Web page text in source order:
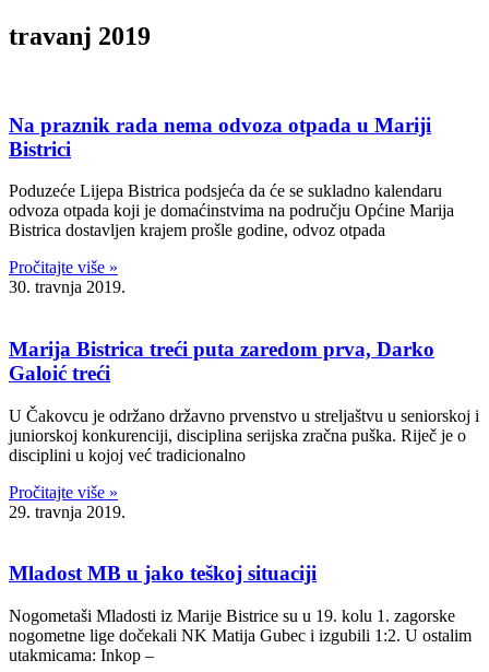
travanj 2019
Na praznik rada nema odvoza otpada u Mariji
Bistrici
Poduzeće Lijepa Bistrica podsjeća da će se sukladno kalendaru
odvoza otpada koji je domaćinstvima na području Općine Marija
Bistrica dostavljen krajem prošle godine, odvoz otpada
Pročitajte više »
30. travnja 2019.
Marija Bistrica treći puta zaredom prva, Darko
Galoić treći
U Čakovcu je održano državno prvenstvo u streljaštvu u seniorskoj i
juniorskoj konkurenciji, disciplina serijska zračna puška. Riječ je o
disciplini u kojoj već tradicionalno
Pročitajte više »
29. travnja 2019.
Mladost MB u jako teškoj situaciji
Nogometaši Mladosti iz Marije Bistrice su u 19. kolu 1. zagorske
nogometne lige dočekali NK Matija Gubec i izgubili 1:2. U ostalim
utakmicama: Inkop –